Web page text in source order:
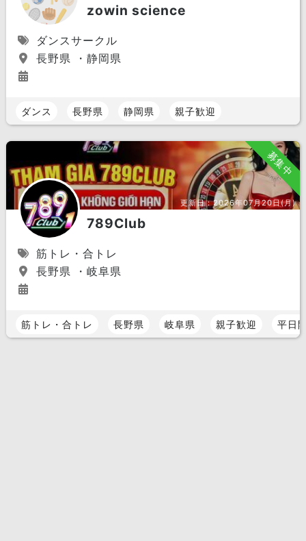
zowin science
ダンスサークル
長野県 ・静岡県
ダンス 長野県 静岡県 親子歓迎
募集中
更新日：2026年07月20日(月)
789Club
筋トレ・合トレ
長野県 ・岐阜県
筋トレ・合トレ 長野県 岐阜県 親子歓迎 平日